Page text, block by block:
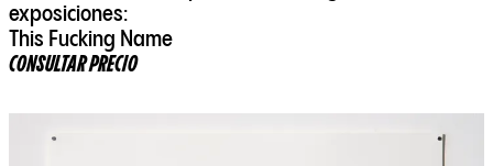
exposiciones:
This Fucking Name
CONSULTAR PRECIO